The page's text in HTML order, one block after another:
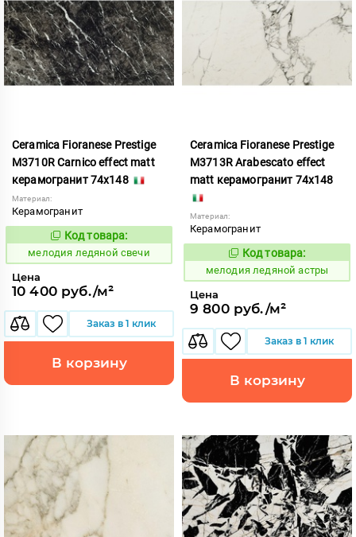
Ceramica Fioranese Prestige
M3710R Carnico effect matt
керамогранит 74x148
Материал:
Керамогранит
958834
Код товара:
мелодия ледяной свечи
Цена
10 400 руб./м²
Заказ в 1 клик
В корзину
Ceramica Fioranese Prestige
M3713R Arabescato effect
matt керамогранит 74x148
Материал:
Керамогранит
958831
Код товара:
мелодия ледяной астры
Цена
9 800 руб./м²
Заказ в 1 клик
В корзину